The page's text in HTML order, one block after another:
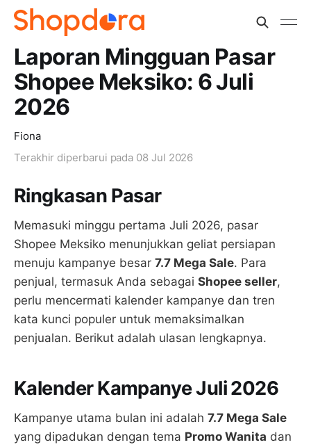
Laporan Mingguan Pasar
Shopee Meksiko: 6 Juli
2026
Fiona
Terakhir diperbarui pada 08 Jul 2026
Ringkasan Pasar
Memasuki minggu pertama Juli 2026, pasar
Shopee Meksiko menunjukkan geliat persiapan
menuju kampanye besar 7.7 Mega Sale. Para
penjual, termasuk Anda sebagai Shopee seller,
perlu mencermati kalender kampanye dan tren
kata kunci populer untuk memaksimalkan
penjualan. Berikut adalah ulasan lengkapnya.
Kalender Kampanye Juli 2026
Kampanye utama bulan ini adalah 7.7 Mega Sale
yang dipadukan dengan tema Promo Wanita dan